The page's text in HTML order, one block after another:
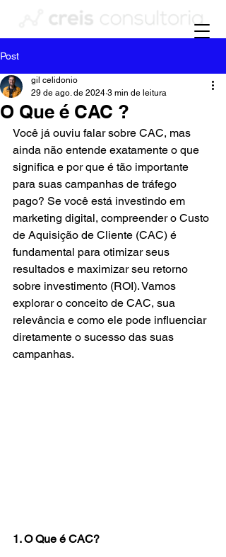
Post
O Que é CAC ?
gil celidonio
29 de ago. de 2024 3 min de leitura
Você já ouviu falar sobre CAC, mas
ainda não entende exatamente o que
significa e por que é tão importante
para suas campanhas de tráfego
pago? Se você está investindo em
marketing digital, compreender o Custo
de Aquisição de Cliente (CAC) é
fundamental para otimizar seus
resultados e maximizar seu retorno
sobre investimento (ROI). Vamos
explorar o conceito de CAC, sua
relevância e como ele pode influenciar
diretamente o sucesso das suas
campanhas.
1. O Que é CAC?